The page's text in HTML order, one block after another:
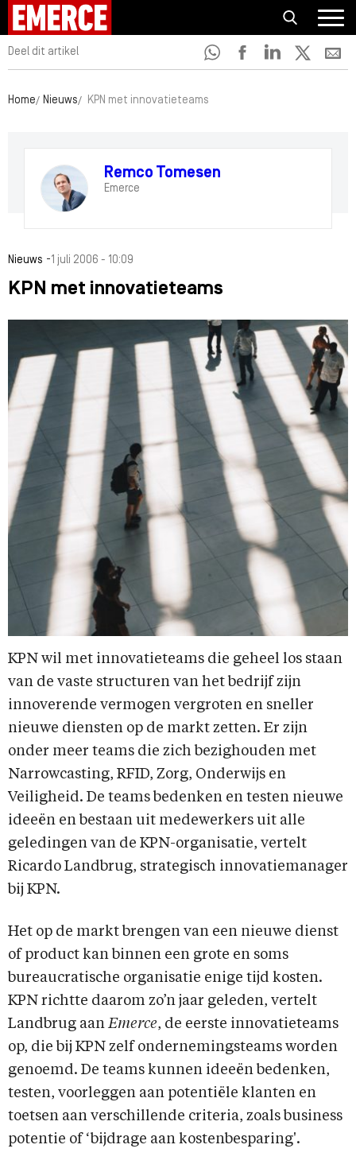
Deel dit artikel
Home Nieuws KPN met innovatieteams
Remco Tomesen
Emerce
Nieuws -1 juli 2006 - 10:09
KPN met innovatieteams
KPN wil met innovatieteams die geheel los staan
van de vaste structuren van het bedrijf zijn
innoverende vermogen vergroten en sneller
nieuwe diensten op de markt zetten. Er zijn
onder meer teams die zich bezighouden met
Narrowcasting, RFID, Zorg, Onderwijs en
Veiligheid. De teams bedenken en testen nieuwe
ideeën en bestaan uit medewerkers uit alle
geledingen van de KPN-organisatie, vertelt
Ricardo Landbrug, strategisch innovatiemanager
bij KPN.
Het op de markt brengen van een nieuwe dienst
of product kan binnen een grote en soms
bureaucratische organisatie enige tijd kosten.
KPN richtte daarom zo’n jaar geleden, vertelt
Landbrug aan Emerce, de eerste innovatieteams
op, die bij KPN zelf ondernemingsteams worden
genoemd. De teams kunnen ideeën bedenken,
testen, voorleggen aan potentiële klanten en
toetsen aan verschillende criteria, zoals business
potentie of ‘bijdrage aan kostenbesparing'.